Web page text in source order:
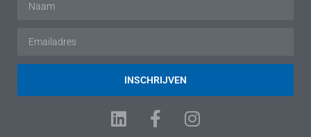
INSCHRIJVEN